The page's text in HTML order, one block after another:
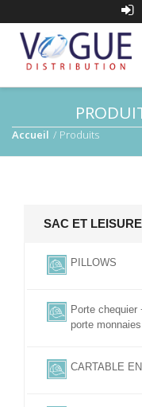
Accueil Produits
SAC ET LEISURE
PILLOWS
Porte
porte monnaies
CARTABLE